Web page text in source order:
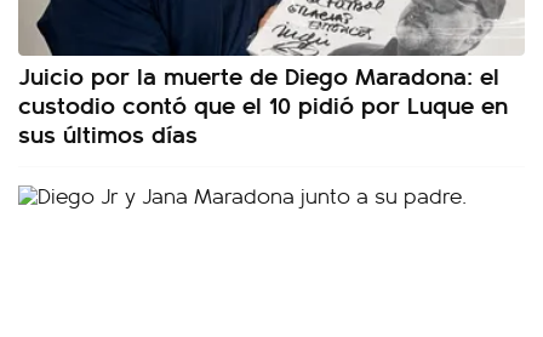
Juicio por la muerte de Diego Maradona: el
custodio contó que el 10 pidió por Luque en
sus últimos días